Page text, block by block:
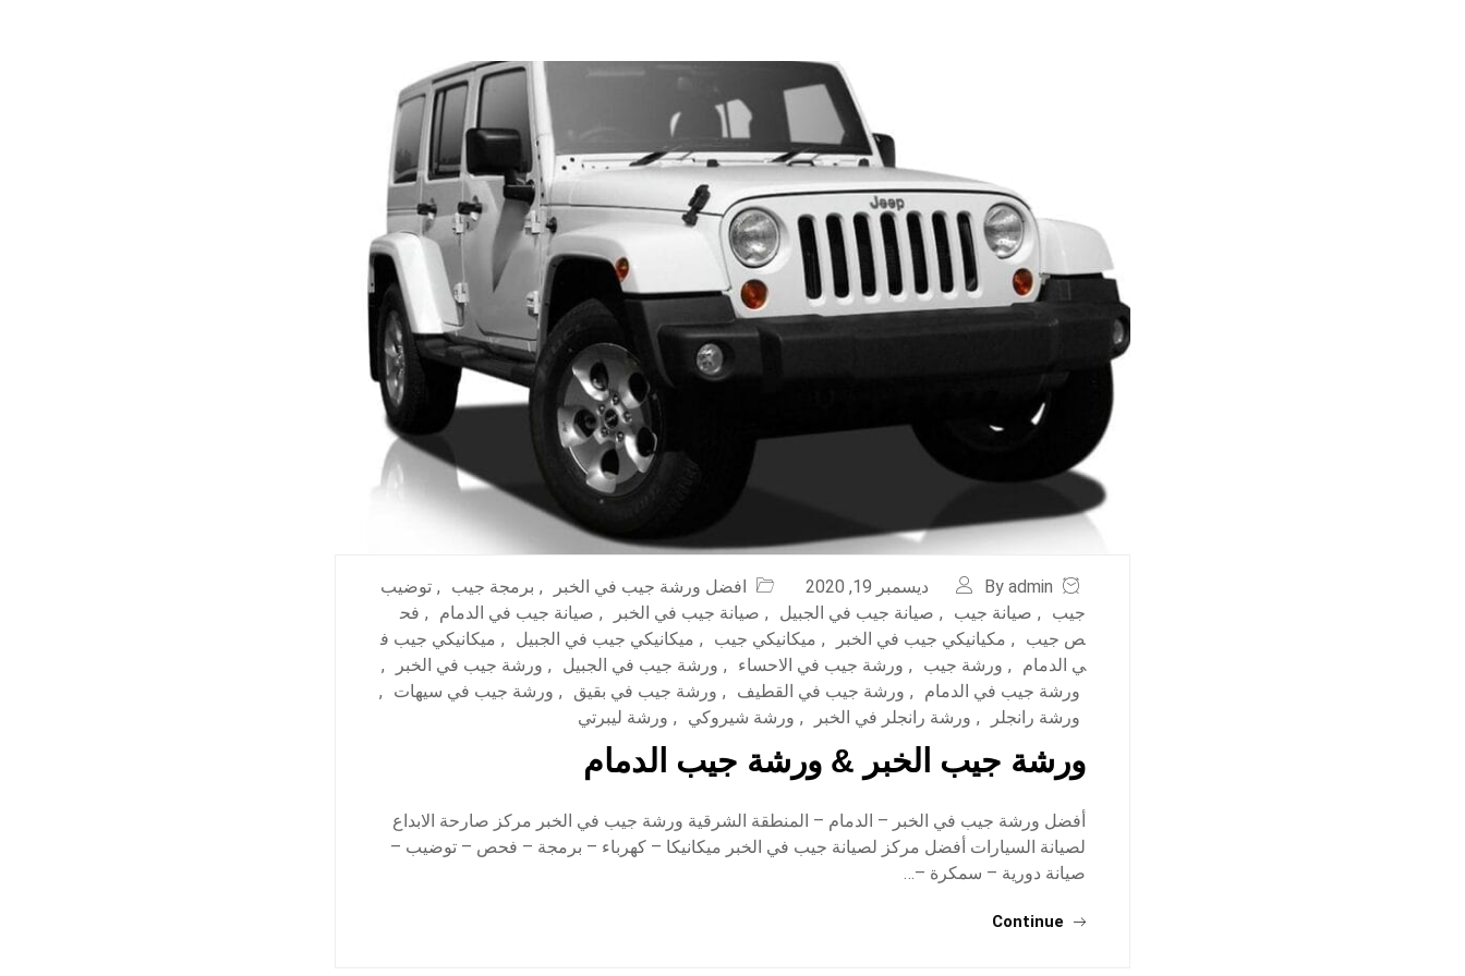
By admin ديسمبر 19, 2020 افضل ورشة جيب في الخبر , برمجة جيب , توضيب
جيب
, صيانة جيب , صيانة جيب في الجبيل , صيانة جيب في الخبر , صيانة جيب في الدمام , فح
ص جيب
, مكيانيكي جيب في الخبر , ميكانيكي جيب , ميكانيكي جيب في الجبيل , ميكانيكي جيب ف
ي الدمام
, ورشة جيب , ورشة جيب في الاحساء , ورشة جيب في الجبيل , ورشة جيب في الخبر
,
ورشة جيب في الدمام
, ورشة جيب في القطيف , ورشة جيب في بقيق , ورشة جيب في سيهات
,
ورشة رانجلر
, ورشة رانجلر في الخبر , ورشة شيروكي , ورشة ليبرتي
ورشة جيب الخبر & ورشة جيب الدمام
أفضل ورشة جيب في الخبر – الدمام – المنطقة الشرقية ورشة جيب في الخبر مركز صارحة الابداع
لصيانة السيارات أفضل مركز لصيانة جيب في الخبر ميكانيكا – كهرباء – برمجة – فحص – توضيب –
صيانة دورية – سمكرة –…
Continue